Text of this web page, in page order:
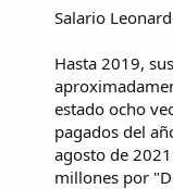
Salario
Hasta 2019,
estado ocho
pagados del
agosto de
millones por